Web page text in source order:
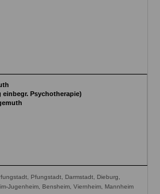
Psychotherapie)
Pfungstadt, Darmstadt, Dieburg,
Jugenheim, Bensheim, Viernheim, Mannheim